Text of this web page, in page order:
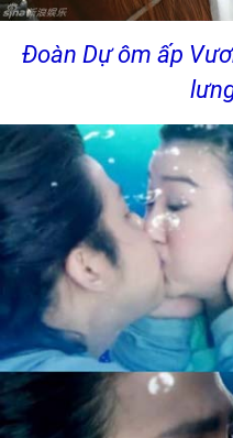
Đoàn Dự ôm ấp